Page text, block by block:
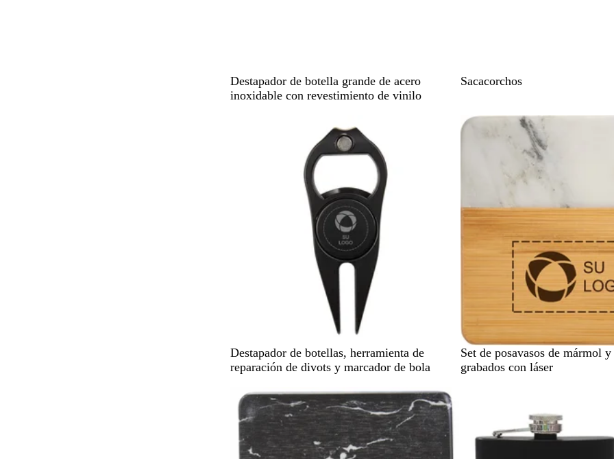
N
e
A
z
R
o
B
l
Destapador de botella grande de acero
inoxidable con revestimiento de vinilo
N
r
Sacacorchos
N
e
Destapador de botellas, herramienta de
reparación de divots y marcador de bola
N
a
Set de posavasos de mármol
grabados con láser